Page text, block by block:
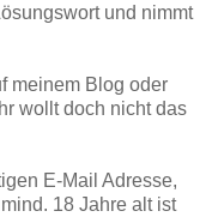
und nimmt
meinem Blog oder
wollt doch nicht das
E-Mail Adresse,
18 Jahre alt ist